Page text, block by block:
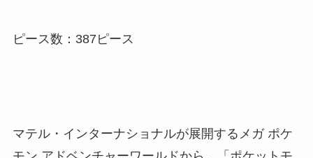
ピース数：387ピース
マテル・インターナショナルが展開するメガ ポケ